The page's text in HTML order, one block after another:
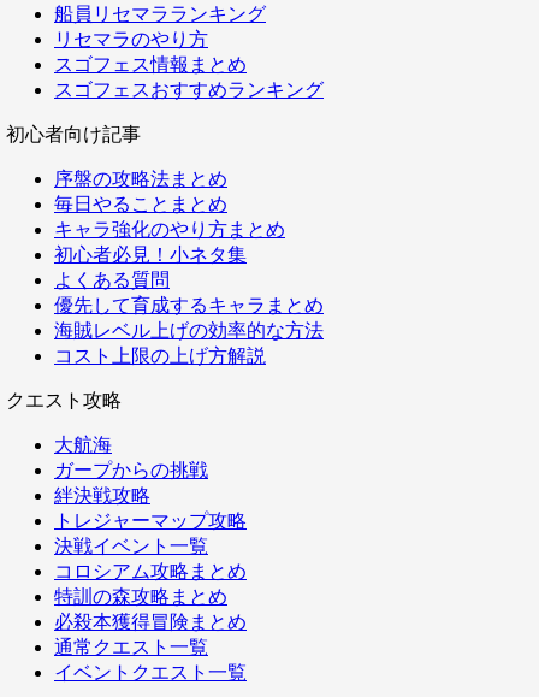
船員リセマラランキング
リセマラのやり方
スゴフェス情報まとめ
スゴフェスおすすめランキング
初心者向け記事
序盤の攻略法まとめ
毎日やることまとめ
キャラ強化のやり方まとめ
初心者必見！小ネタ集
よくある質問
優先して育成するキャラまとめ
海賊レベル上げの効率的な方法
コスト上限の上げ方解説
クエスト攻略
大航海
ガープからの挑戦
絆決戦攻略
トレジャーマップ攻略
決戦イベント一覧
コロシアム攻略まとめ
特訓の森攻略まとめ
必殺本獲得冒険まとめ
通常クエスト一覧
イベントクエスト一覧